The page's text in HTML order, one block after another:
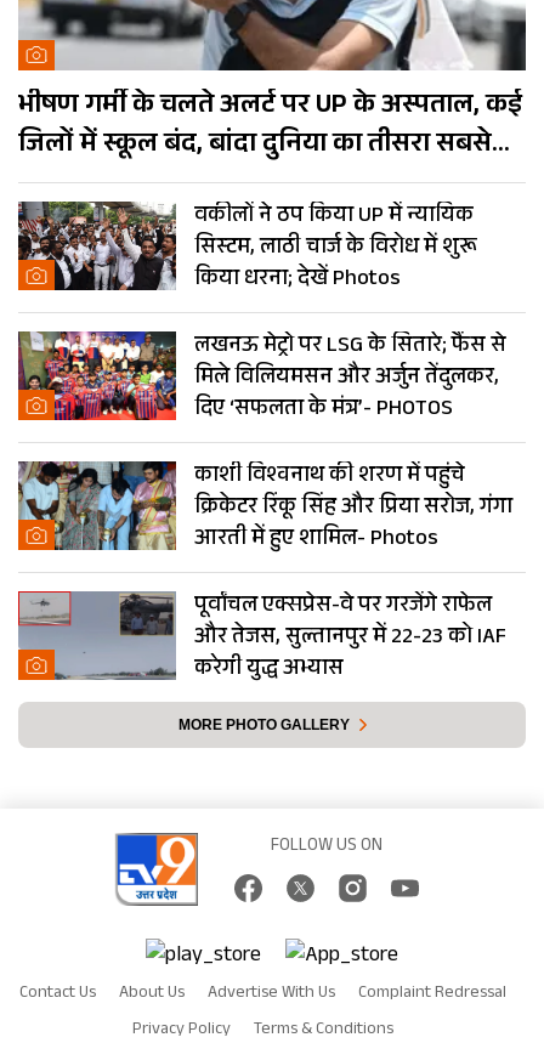
भीषण गर्मी के चलते अलर्ट पर UP के अस्पताल, कई
जिलों में स्कूल बंद, बांदा दुनिया का तीसरा सबसे
गर्म शहर
वकीलों ने ठप किया UP में न्यायिक
सिस्टम, लाठी चार्ज के विरोध में शुरू
किया धरना; देखें Photos
लखनऊ मेट्रो पर LSG के सितारे; फैंस से
मिले विलियमसन और अर्जुन तेंदुलकर,
दिए ‘सफलता के मंत्र’- PHOTOS
काशी विश्वनाथ की शरण में पहुंचे
क्रिकेटर रिंकू सिंह और प्रिया सरोज, गंगा
आरती में हुए शामिल- Photos
पूर्वांचल एक्सप्रेस-वे पर गरजेंगे राफेल
और तेजस, सुल्तानपुर में 22-23 को IAF
करेगी युद्ध अभ्यास
MORE PHOTO GALLERY
FOLLOW US ON
Contact Us About Us Advertise With Us
Complaint Redressal
Privacy Policy
Terms & Conditions